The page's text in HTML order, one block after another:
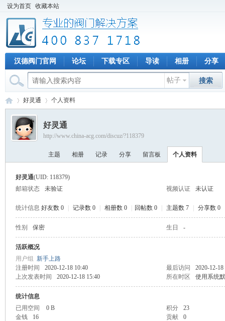
设为首页 收藏本站
汉德阀门官网 论坛 下载专区 导读 相册 分享
帖子 搜索
›
好灵通 个人资料
好灵通
http://www.china-acg.com/discuz/?118379
主题 相册 记录 分享 留言板 个人资料
好灵通(UID: 118379)
邮箱状态
未验证 视频认证 未认证
统计信息 好友数 0 记录数 0 相册数 0 回帖数 0 主题数 7 分享数 0
性别 保密 生日 -
活跃概况
用户组 新手上路
注册时间
2020-12-18 10:40 最后访问
2020-12-18
上次发表时间
2020-12-18 15:40 所在时区 使用系统
统计信息
已用空间
0 B 积分
23
金钱
16 贡献 0